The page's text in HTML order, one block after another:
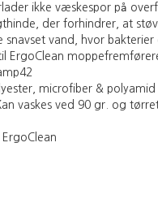
ikke væskespor på
der forhindrer, at støv
snavset vand, hvor
ErgoClean
microfiber & polyamid
vaskes ved 90 gr. og
ErgoClean